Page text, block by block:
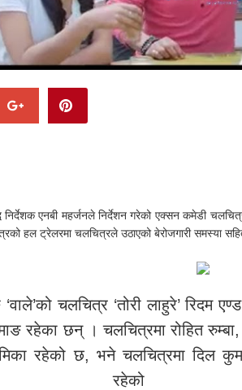
निर्देशक एनबी महर्जनले निर्देशन गरेको एक्सन कमेडी
हल ट्रेलरमा चलचित्रले उठाएको बेरोजगारी समस्या
चलचित्र ‘तोरी लाहुरे’ रिदम
रहेका छन् । चलचित्रमा रोहित
रहेको छ, भने चलचित्रमा दिल